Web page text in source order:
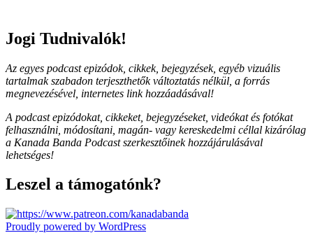
Jogi Tudnivalók!
Az egyes podcast epizódok, cikkek, bejegyzések, egyéb vizuális
tartalmak szabadon terjeszthetők változtatás nélkül, a forrás
megnevezésével, internetes link hozzáadásával!
A podcast epizódokat, cikkeket, bejegyzéseket, videókat és fotókat
felhasználni, módosítani, magán- vagy kereskedelmi céllal kizárólag
a Kanada Banda Podcast szerkesztőinek hozzájárulásával
lehetséges!
Leszel a támogatónk?
Proudly powered by WordPress